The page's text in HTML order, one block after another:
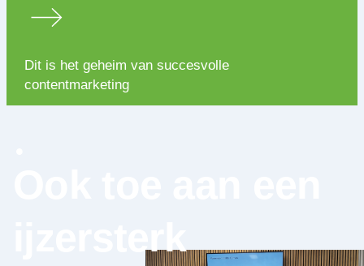
Dit is het geheim van succesvolle
contentmarketing
ijzersterk